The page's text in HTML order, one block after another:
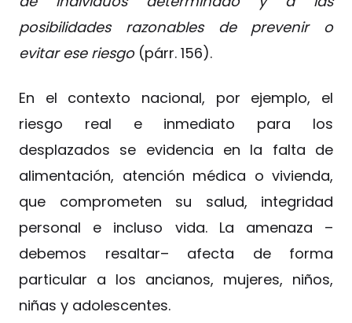
posibilidades razonables de prevenir o
evitar ese riesgo (párr. 156).
En el contexto nacional, por ejemplo, el
riesgo real e inmediato para los
desplazados se evidencia en la falta de
alimentación, atención médica o vivienda,
que comprometen su salud, integridad
personal e incluso vida. La amenaza –
debemos resaltar– afecta de forma
particular a los ancianos, mujeres, niños,
niñas y adolescentes.